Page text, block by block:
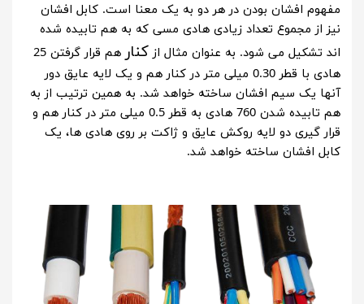
مفهوم افشان بودن در هر دو به یک معنا است. کابل افشان
نیز از مجموع تعداد زیادی هادی مسی که به هم تابیده شده
اند تشکیل می شود. به عنوان مثال از کنار
هم قرار گرفتن 25
هادی با قطر 0.30 میلی متر در کنار هم و یک لایه عایق دور
آنها یک سیم افشان ساخته خواهد شد. به همین ترتیب از به
هم تابیده شدن 760 هادی به قطر 0.5 میلی متر در کنار هم و
قرار گیری دو لایه روکش عایق و ژاکت بر روی هادی ها، یک
کابل افشان ساخته خواهد شد.